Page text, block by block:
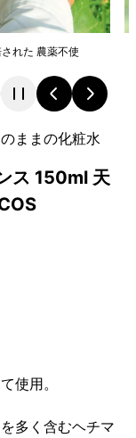
れた 農薬不使
ままの化粧水
ス 150ml 天
使用。
多く含むヘチマ